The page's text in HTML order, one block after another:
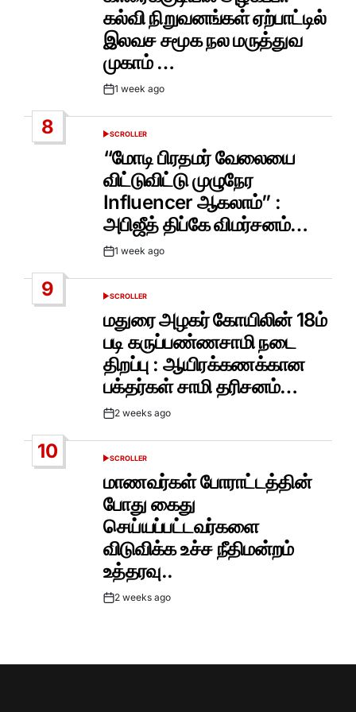
கல்வி நிறுவனங்கள் ஏற்பாட்டில்
இலவச சமூக நல மருத்துவ
முகாம் …
Post1 week ago
8
POSTED
IN
SCROLLER
“மோடி பிரதமர் வேலையை
விட்டுவிட்டு முழுநேர
Influencer ஆகலாம்” :
அபிஜீத் திப்கே விமர்சனம்…
Post1 week ago
9
POSTED
SCROLLER
மதுரை அழகர் கோயிலின் 18ம்
படி கருப்பண்ணசாமி நடை
திறப்பு : ஆயிரக்கணக்கான
பக்தர்கள் சாமி தரிசனம்…
Post2 weeks ago
10
POSTED
SCROLLER
மாணவர்கள் போராட்டத்தின்
போது கைது
செய்யப்பட்டவர்களை
விடுவிக்க உச்ச நீதிமன்றம்
உத்தரவு..
Post2 weeks ago